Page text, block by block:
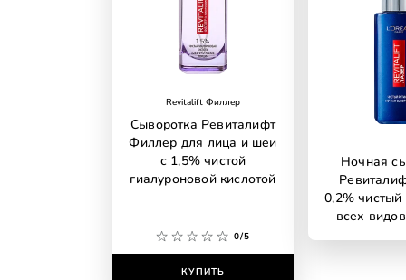
Revitalift Филлер
Сыворотка Ревиталифт
Филлер для лица и шеи
с 1,5% чистой
гиалуроновой кислотой
0/5
КУПИТЬ
Ночная
0,2% чистый
всех